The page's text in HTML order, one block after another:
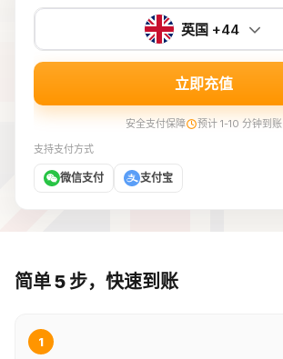
英国 +44
立即充值
安全支付保障
预计 1-10 分钟到账
支持支付方式
微信支付 支付宝
简单 5 步，快速到账
1